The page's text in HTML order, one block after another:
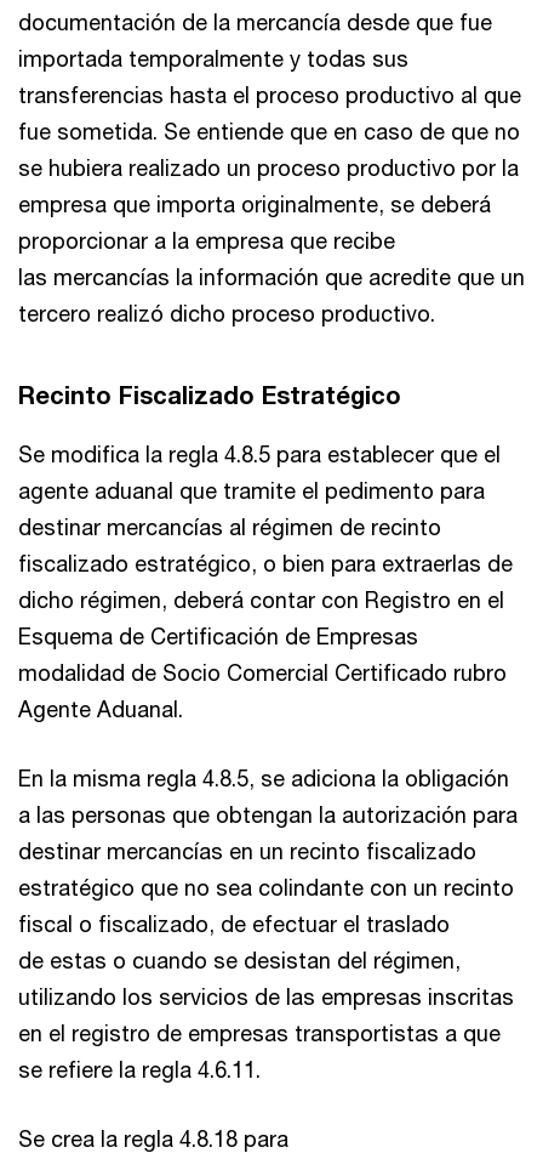
documentación de la mercancía desde que fue
importada temporalmente y todas sus
transferencias hasta el proceso productivo al que
fue sometida. Se entiende que en caso de que no
se hubiera realizado un proceso productivo por la
empresa que importa originalmente, se deberá
proporcionar a la empresa que recibe
las mercancías la información que acredite que un
tercero realizó dicho proceso productivo.
Recinto Fiscalizado Estratégico
Se modifica la regla 4.8.5 para establecer que el
agente aduanal que tramite el pedimento para
destinar mercancías al régimen de recinto
fiscalizado estratégico, o bien para extraerlas de
dicho régimen, deberá contar con Registro en el
Esquema de Certificación de Empresas
modalidad de Socio Comercial Certificado rubro
Agente Aduanal.
En la misma regla 4.8.5, se adiciona la obligación
a las personas que obtengan la autorización para
destinar mercancías en un recinto fiscalizado
estratégico que no sea colindante con un recinto
fiscal o fiscalizado, de efectuar el traslado
de estas o cuando se desistan del régimen,
utilizando los servicios de las empresas inscritas
en el registro de empresas transportistas a que
se refiere la regla 4.6.11.
Se crea la regla 4.8.18 para